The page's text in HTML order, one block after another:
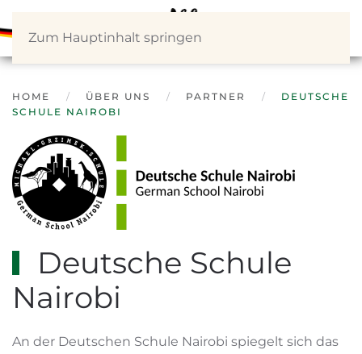
Zum Hauptinhalt springen
HOME ÜBER UNS PARTNER
DEUTSCHE
SCHULE NAIROBI
Deutsche Schule
Nairobi
An der Deutschen Schule Nairobi spiegelt sich das